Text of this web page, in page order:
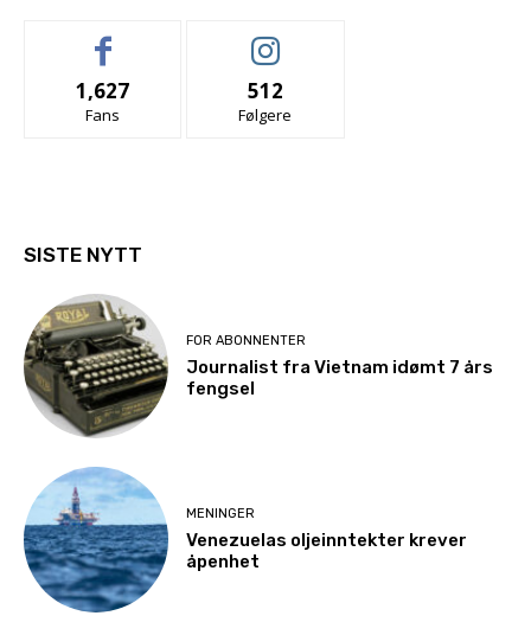
1,627
Fans
512
Følgere
SISTE NYTT
FOR ABONNENTER
Journalist fra Vietnam idømt 7 års
fengsel
MENINGER
Venezuelas oljeinntekter krever
åpenhet